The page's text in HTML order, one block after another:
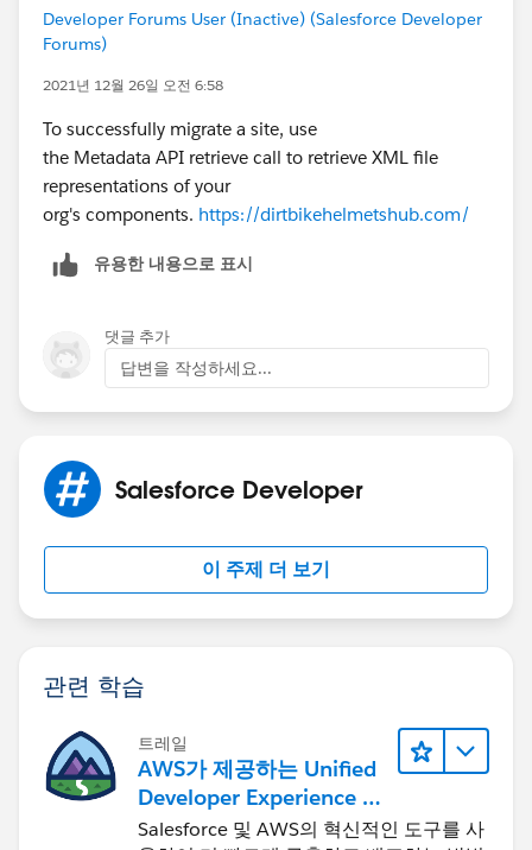
Developer Forums User (Inactive) (Salesforce Developer
Forums)
2021년 12월 26일 오전 6:58
To successfully migrate a site, use
the Metadata API retrieve call to retrieve XML file
representations of your
org's components. https://dirtbikehelmetshub.com/
유용한 내용으로 표시
댓글 추가
답변을 작성하세요...
Salesforce Developer
이 주제 더 보기
관련 학습
트레일
AWS가 제공하는 Unified
Developer Experience 둘
러보기
Salesforce 및 AWS의 혁신적인 도구를 사